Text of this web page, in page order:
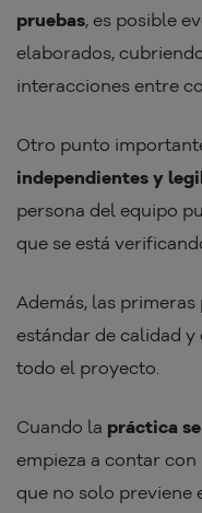
pruebas, es posible
elaborados,
interacciones entre
Otro punto
independientes y
persona del equipo
que se está
Además, las
estándar de calidad y
todo el proyecto.
Cuando la práctica
empieza a contar
que no solo previene